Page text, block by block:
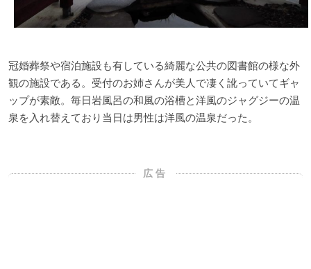
冠婚葬祭や宿泊施設も有している綺麗な公共の図書館の様な外
観の施設である。受付のお姉さんが美人で凄く訛っていてギャ
ップが素敵。毎日岩風呂の和風の浴槽と洋風のジャグジーの温
泉を入れ替えており当日は男性は洋風の温泉だった。